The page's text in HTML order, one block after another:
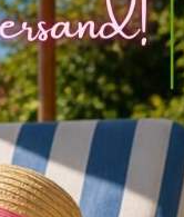
Kaninchen mit Bio-
und Bio-Obst –
Sensitiv
Liebesgut – 800g